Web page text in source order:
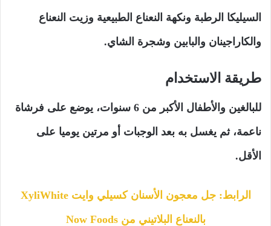
السيليكا الرطبة ونكهة النعناع الطبيعية وزيت النعناع
والكاراجينان والبابين وشجرة الشاي.
طريقة الاستخدام
للبالغين والأطفال الأكبر من 6 سنوات، يوضع على فرشاة
ناعمة، ثم يغسل به بعد الوجبات أو مرتين يوميا على
الأقل.
الرابط: جل معجون الأسنان كسيلي وايت XyliWhite
بالنعناع البلاتيني من Now Foods